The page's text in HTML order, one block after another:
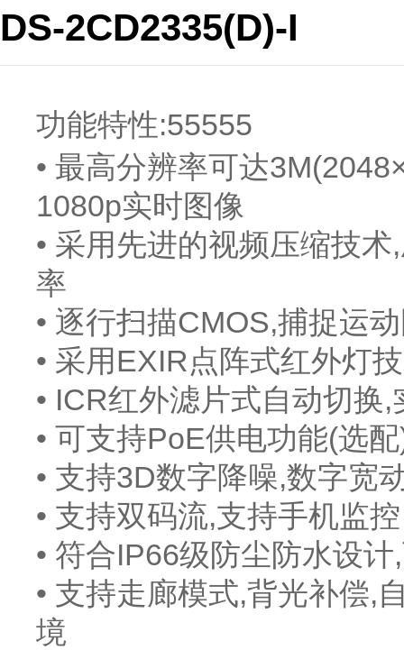
DS-2CD2335(D)-I
功能特性:55555
• 最高分辨率可达
1080p实时图像
• 采用先进的视频压缩技
率
• 逐行扫描CMOS,捕捉运
• 采用EXIR点阵式红外灯
• ICR红外滤片式自动切换
• 可支持PoE供电功能(选
• 支持3D数字降噪,数字宽
• 支持双码流,支持手机监控
• 符合IP66级防尘防水设
• 支持走廊模式,背光补偿,
境